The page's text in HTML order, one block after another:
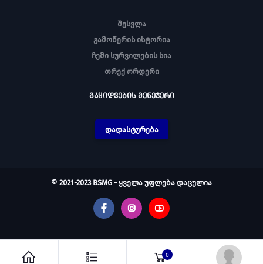
შესვლა
გამოწერის ისტორია
ჩემი სურვილების სია
თრექ ორდერი
ᲒᲐᲧᲘᲓᲕᲔᲑᲘᲡ ᲛᲔᲜᲔᲯᲔᲠᲘ
დადასტურება
© 2021-2023 BSMG - ყველა უფლება დაცულია
0